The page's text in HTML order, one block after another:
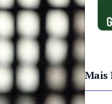
Mais